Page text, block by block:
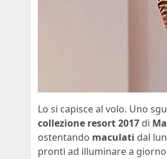
Lo si capisce al volo. Uno
collezione resort 2017 di
ostentando maculati dal
pronti ad illuminare a